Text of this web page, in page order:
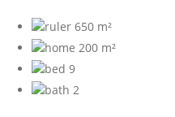
650 m²
200 m²
9
2